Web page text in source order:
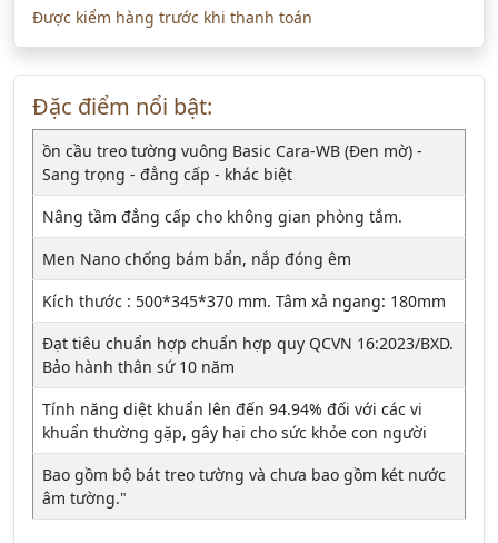
Được kiểm hàng trước khi thanh toán
Đặc điểm nổi bật:
ồn cầu treo tường vuông Basic Cara-WB (Đen mờ) -
Sang trọng - đẳng cấp - khác biệt
Nâng tầm đẳng cấp cho không gian phòng tắm.
Men Nano chống bám bẩn, nắp đóng êm
Kích thước : 500*345*370 mm. Tâm xả ngang: 180mm
Đạt tiêu chuẩn hợp chuẩn hợp quy QCVN 16:2023/BXD.
Bảo hành thân sứ 10 năm
Tính năng diệt khuẩn lên đến 94.94% đối với các vi
khuẩn thường gặp, gây hại cho sức khỏe con người
Bao gồm bộ bát treo tường và chưa bao gồm két nước
âm tường."